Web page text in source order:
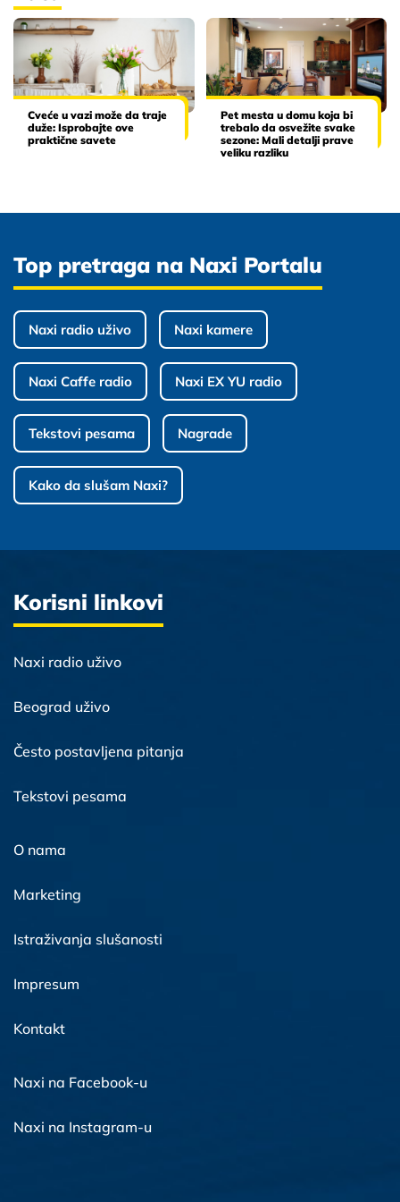
Cveće u vazi može da traje
duže: Isprobajte ove
praktične savete
Pet mesta u domu koja bi
trebalo da osvežite svake
sezone: Mali detalji prave
veliku razliku
Top pretraga na Naxi Portalu
Naxi radio uživo Naxi kamere
Naxi Caffe radio Naxi EX YU radio
Tekstovi pesama Nagrade
Kako da slušam Naxi?
Korisni linkovi
Naxi radio uživo
Beograd uživo
Često postavljena pitanja
Tekstovi pesama
O nama
Marketing
Istraživanja slušanosti
Impresum
Kontakt
Naxi na Facebook-u
Naxi na Instagram-u